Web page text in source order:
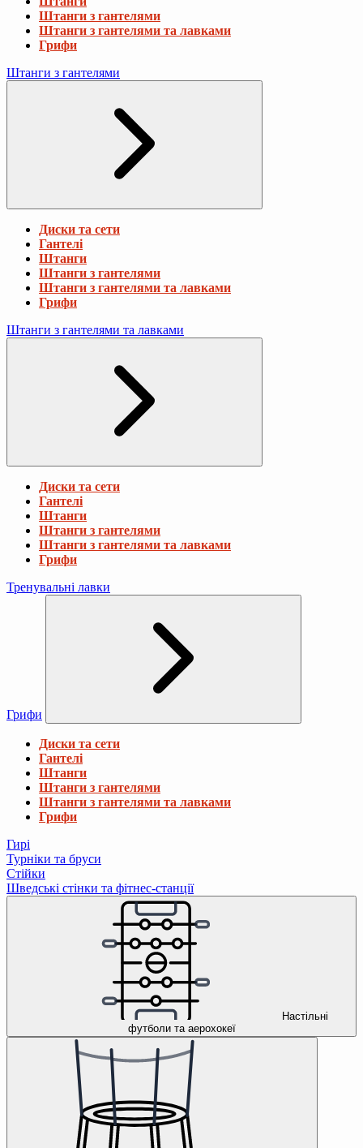
Штанги з гантелями
Штанги з гантелями та лавками
Грифи
Штанги з гантелями
Диски та сети
Гантелі
Штанги
Штанги з гантелями
Штанги з гантелями та лавками
Грифи
Штанги з гантелями та лавками
Диски та сети
Гантелі
Штанги
Штанги з гантелями
Штанги з гантелями та лавками
Грифи
Тренувальні лавки
Грифи
Диски та сети
Гантелі
Штанги
Штанги з гантелями
Штанги з гантелями та лавками
Грифи
Гирі
Турніки та бруси
Стійки
Шведські стінки та фітнес-станції
Настільні
футболи та аерохокеї